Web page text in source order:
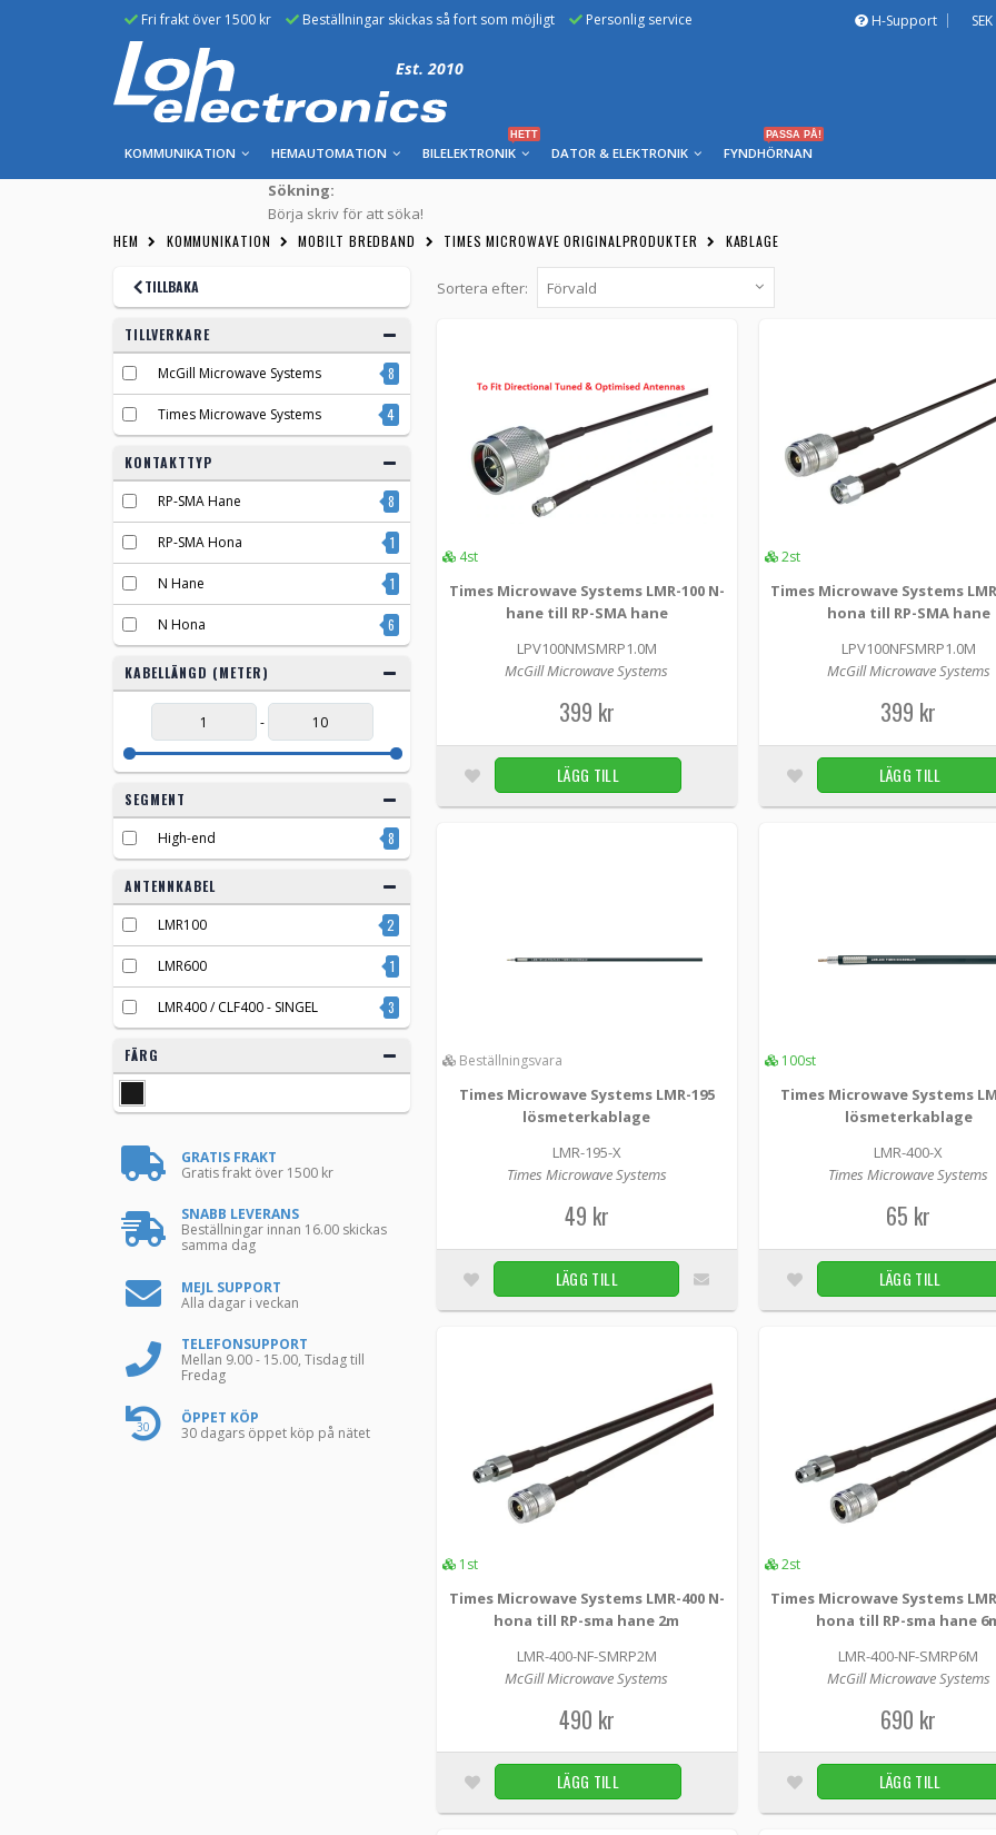
Fri frakt över 1500 kr Beställningar skickas så fort som möjligt Personlig service H-Support SEK
Est. 2010
KOMMUNIKATION HEMAUTOMATION BILELEKTRONIK
HETT
DATOR & ELEKTRONIK FYNDHÖRNAN
PASSA PÅ!
Sökning:
Börja skriv för att söka!
HEM KOMMUNIKATION MOBILT BREDBAND TIMES MICROWAVE ORIGINALPRODUKTER KABLAGE
Sortera efter:
LPV100NMSMRP1.0M -
McGill Microwave Systems producerad LMR-
högkvalitativ original Times Microwave LMR-
fönstergenomföring 1m
LPV100NFSMRP1.0M - McGill Microwave Systems
McGill Microwave Systems producerad LMR-
399 kr
Times Microwave Systems LMR-100 RP-
McGill Microwave Systems producerad LMR-
Times Microwave Systems
LMR-195 Detta är en Times Microwave
49 kr
Times Microwave Systems LMR-400
LMR-400-X - Times Microwave Systems
65 kr
Times Microwave Systems LMR-400 N-
McGill Microwave Systems
högkvalitativ original Times Microwave LMR-
890 kr
Times Microwave Systems LMR-400 N-
McGill Microwave Systems
McGill Microwave Systems LMR-400 N-hona
Times Microwave LMR-400 kabel avsedd för
4st
Times Microwave Systems LMR-100 N-
hane till RP-SMA hane
LPV100NMSMRP1.0M
McGill Microwave Systems
399 kr
LÄGG TILL
2st
Times Microwave Systems
hona till RP-SMA hane
LPV100NFSMRP1.0M
McGill Microwave Systems
399 kr
LÄGG TILL
Beställningsvara
Times Microwave Systems LMR-195
lösmeterkablage
LMR-195-X
Times Microwave Systems
49 kr
LÄGG TILL
100st
Times Microwave Systems
lösmeterkablage
LMR-400-X
Times Microwave Systems
65 kr
LÄGG TILL
1st
Times Microwave Systems LMR-400 N-
hona till RP-sma hane 2m
LMR-400-NF-SMRP2M
McGill Microwave Systems
490 kr
LÄGG TILL
2st
Times Microwave Systems
hona till RP-sma hane
LMR-400-NF-SMRP6M
McGill Microwave Systems
690 kr
LÄGG TILL
TILLBAKA
TILLVERKARE
McGill Microwave Systems 8
Times Microwave Systems 4
KONTAKTTYP
RP-SMA Hane 8
RP-SMA Hona 1
N Hane 1
N Hona 6
KABELLÄNGD (METER)
-
SEGMENT
High-end 8
ANTENNKABEL
LMR100 2
LMR600 1
LMR400 / CLF400 - SINGEL 3
FÄRG
GRATIS FRAKT
Gratis frakt över 1500 kr
SNABB LEVERANS
Beställningar innan 16.00 skickas
samma dag
MEJL SUPPORT
Alla dagar i veckan
TELEFONSUPPORT
Mellan 9.00 - 15.00, Tisdag till
Fredag
30
ÖPPET KÖP
30 dagars öppet köp på nätet